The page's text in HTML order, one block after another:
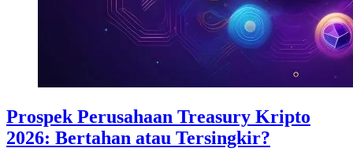
Prospek Perusahaan Treasury Kripto
2026: Bertahan atau Tersingkir?